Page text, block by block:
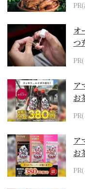
オ
つ
ア
お
ア
お